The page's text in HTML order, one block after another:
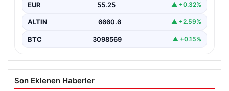
Günümüzde çeşitli…
EUR 55.25 ▲ +0.32%
ALTIN 6660.6 ▲ +2.59%
BTC 3098569 ▲ +0.15%
Son Eklenen Haberler